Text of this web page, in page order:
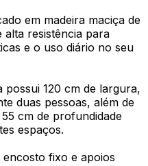
em madeira maciça de
resistência para
e o uso diário no seu
possui 120 cm de largura,
duas pessoas, além de
cm de profundidade
espaços.
fixo e apoios